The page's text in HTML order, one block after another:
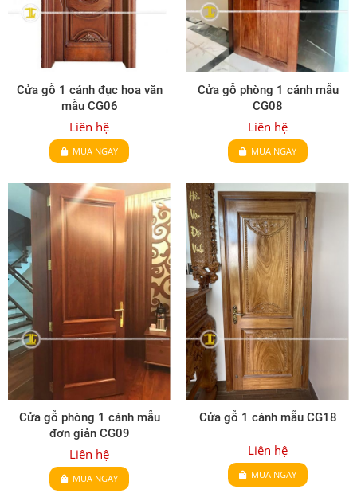
Cửa gỗ 1 cánh đục hoa văn
mẫu CG06
Liên hệ
MUA NGAY
Cửa gỗ phòng 1 cánh mẫu
CG08
Liên hệ
MUA NGAY
Cửa gỗ phòng 1 cánh mẫu
đơn giản CG09
Liên hệ
MUA NGAY
Cửa gỗ 1 cánh mẫu CG18
Liên hệ
MUA NGAY